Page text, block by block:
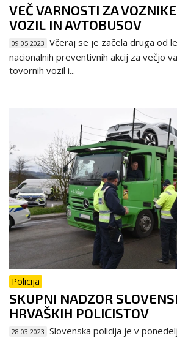
VEČ VARNOSTI ZA
VOZIL IN AVTOBUSOV
09.05.2023 Včeraj se je začela druga od
nacionalnih preventivnih akcij za večjo
tovornih vozil i...
Policija
SKUPNI NADZOR
HRVAŠKIH POLICISTOV
28.03.2023 Slovenska policija je v